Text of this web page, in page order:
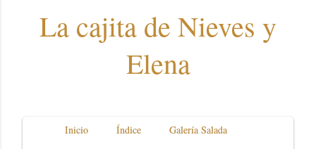
La cajita de Nieves y
Elena
Inicio Índice
Galería Salada